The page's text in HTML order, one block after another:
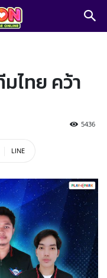
ไทย คว้า
5436
LINE